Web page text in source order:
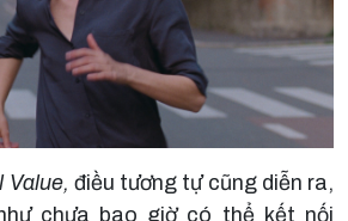
Value, điều tương tự cũng diễn ra,
chưa bao giờ có thể kết nối